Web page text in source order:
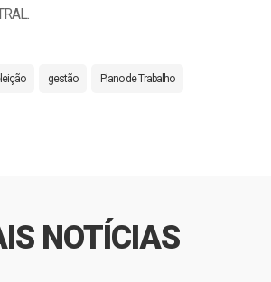
gestão Plano de Trabalho
NOTÍCIAS